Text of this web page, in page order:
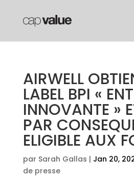
AIRWELL
LABEL BPI «
INNOVANTE »
PAR
ELIGIBLE AUX
par Sarah Gallas | Jan 20,
de presse